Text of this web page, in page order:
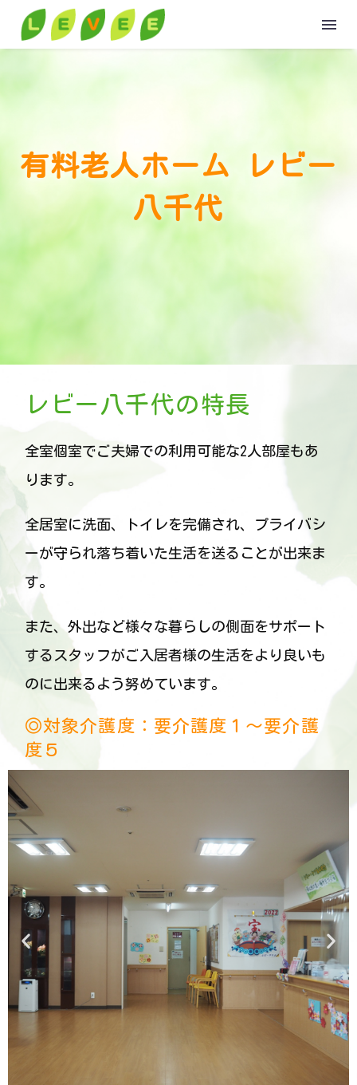
ABOUT
FAQ
RECRUIT
有料老人ホーム レビー
八千代
レビー八千代の特長
全室個室でご夫婦での利用可能な2人部屋もあ
ります。
全居室に洗面、トイレを完備され、プライバシ
ーが守られ落ち着いた生活を送ることが出来ま
す。
また、外出など様々な暮らしの側面をサポート
するスタッフがご入居者様の生活をより良いも
のに出来るよう努めています。
◎対象介護度：要介護度１～要介護
度５